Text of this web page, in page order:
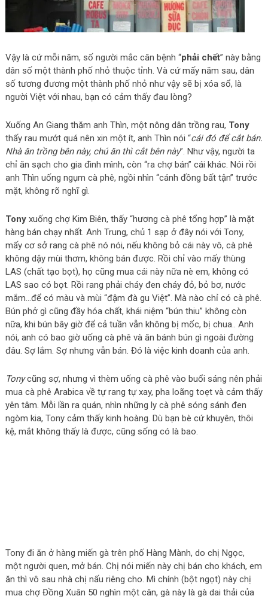
Vậy là cứ mỗi năm, số người mắc căn bệnh “phải chết” này bằng
dân số một thành phố nhỏ thuộc tỉnh. Và cứ mấy năm sau, dân
số tương đương một thành phố nhỏ như vậy sẽ bị xóa sổ, là
người Việt với nhau, bạn có cảm thấy đau lòng?
Xuống An Giang thăm anh Thìn, một nông dân trồng rau, Tony
thấy rau mướt quá nên xin một ít, anh Thìn nói “cái đó để cắt bán.
Nhà ăn trồng bên này, chú ăn thì cắt bên này”. Như vậy, người ta
chỉ ăn sạch cho gia đình mình, còn “ra chợ bán” cái khác. Nói rồi
anh Thìn uống ngụm cà phê, ngồi nhìn “cánh đồng bất tận” trước
mặt, không rõ nghĩ gì.
Tonyxuống chợ Kim Biên, thấy “hương cà phê tổng hợp” là mặt
hàng bán chạy nhất. Anh Trung, chủ 1 sạp ở đây nói với Tony,
mấy cơ sở rang cà phê nó nói, nếu không bỏ cái này vô, cà phê
không dậy mùi thơm, không bán được. Rồi chỉ vào mấy thùng
LAS (chất tạo bọt), họ cũng mua cái này nữa nè em, không có
LAS sao có bọt. Rồi rang phải cháy đen cháy đỏ, bỏ bơ, nước
mắm…để có màu và mùi “đậm đà gu Việt”. Mà nào chỉ có cà phê.
Bún phở gì cũng đầy hóa chất, khái niệm “bún thiu” không còn
nữa, khi bún bây giờ để cả tuần vẫn không bị mốc, bị chua.. Anh
nói, anh có bao giờ uống cà phê và ăn bánh bún gì ngoài đường
đâu. Sợ lắm. Sợ nhưng vẫn bán. Đó là việc kinh doanh của anh.
Tonycũng sợ, nhưng vì thèm uống cà phê vào buổi sáng nên phải
mua cà phê Arabica về tự rang tự xay, pha loãng toẹt và cảm thấy
yên tâm. Mỗi lần ra quán, nhìn những ly cà phê sóng sánh đen
ngòm kia, Tony cảm thấy kinh hoàng. Dù bạn bè cứ khuyên, thôi
kệ, mắt không thấy là được, cũng sống có là bao.
Tony đi ăn ở hàng miến gà trên phố Hàng Mành, do chị Ngọc,
một người quen, mở bán. Chị nói miến này chị bán cho khách, em
ăn thì vô sau nhà chị nấu riêng cho. Mì chính (bột ngọt) này chị
mua chợ Đồng Xuân 50 nghìn một cân, gà này là gà dai thải của